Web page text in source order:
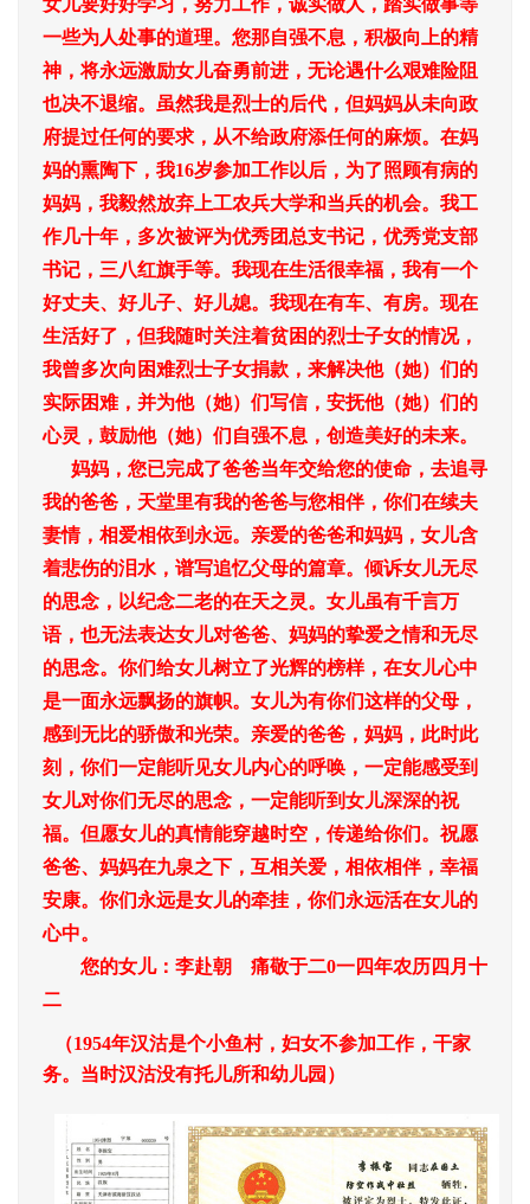
女儿要好好学习，努力工作，诚实做人，踏实做事等
一些为人处事的道理。您那自强不息，积极向上的精
神，将永远激励女儿奋勇前进，无论遇什么艰难险阻
也决不退缩。虽然我是烈士的后代，但妈妈从未向政
府提过任何的要求，从不给政府添任何的麻烦。在妈
妈的熏陶下，我16岁参加工作以后，为了照顾有病的
妈妈，我毅然放弃上工农兵大学和当兵的机会。我工
作几十年，多次被评为优秀团总支书记，优秀党支部
书记，三八红旗手等。我现在生活很幸福，我有一个
好丈夫、好儿子、好儿媳。我现在有车、有房。现在
生活好了，但我随时关注着贫困的烈士子女的情况，
我曾多次向困难烈士子女捐款，来解决他（她）们的
实际困难，并为他（她）们写信，安抚他（她）们的
心灵，鼓励他（她）们自强不息，创造美好的未来。
妈妈，您已完成了爸爸当年交给您的使命，去追寻
我的爸爸，天堂里有我的爸爸与您相伴，你们在续夫
妻情，相爱相依到永远。亲爱的爸爸和妈妈，女儿含
着悲伤的泪水，谱写追忆父母的篇章。倾诉女儿无尽
的思念，以纪念二老的在天之灵。女儿虽有千言万
语，也无法表达女儿对爸爸、妈妈的挚爱之情和无尽
的思念。你们给女儿树立了光辉的榜样，在女儿心中
是一面永远飘扬的旗帜。女儿为有你们这样的父母，
感到无比的骄傲和光荣。亲爱的爸爸，妈妈，此时此
刻，你们一定能听见女儿内心的呼唤，一定能感受到
女儿对你们无尽的思念，一定能听到女儿深深的祝
福。但愿女儿的真情能穿越时空，传递给你们。祝愿
爸爸、妈妈在九泉之下，互相关爱，相依相伴，幸福
安康。你们永远是女儿的牵挂，你们永远活在女儿的
心中。
您的女儿：李赴朝 痛敬于二0一四年农历四月十
二
（1954年汉沽是个小鱼村，妇女不参加工作，干家
务。当时汉沽没有托儿所和幼儿园）